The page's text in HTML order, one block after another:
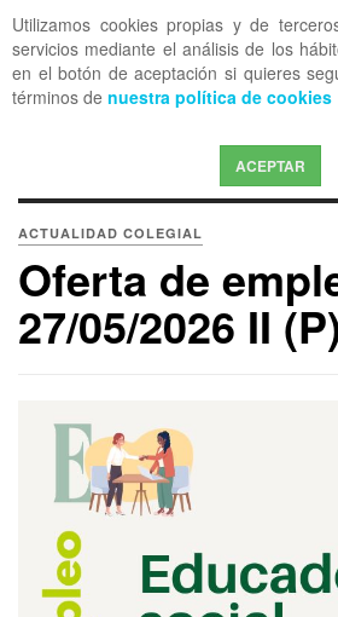
Utilizamos cookies propias y de
servicios mediante el análisis de los
en el botón de aceptación si quieres
términos de nuestra política de cookies
ACEPTAR
OFF CANVAS
ACTUALIDAD COLEGIAL
Oferta de
27/05/2026 II